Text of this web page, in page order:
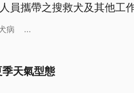
員攜帶之搜救犬及其他工
病 ...
天氣型態